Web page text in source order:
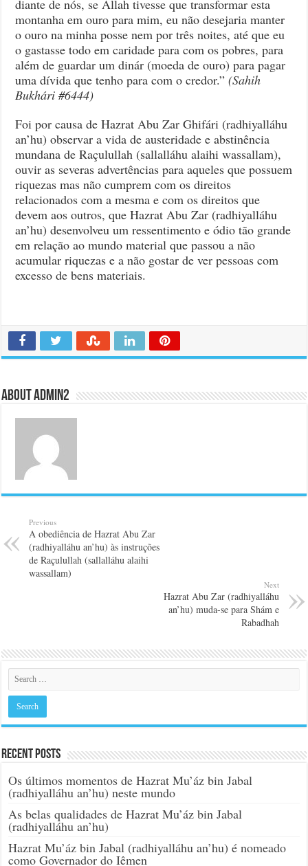
diante de nós, se Allah tivesse que transformar esta
montanha em ouro para mim, eu não desejaria manter
o ouro na minha posse nem por três noites, até que eu
o gastasse todo em caridade para com os pobres, para
além de guardar um dinár (moeda de ouro) para pagar
uma dívida que tenho para com o credor.”(Sahih
Bukhári #6444)
Foi por causa de Hazrat Abu Zar Ghifári (radhiyalláhu
an’hu) observar a vida de austeridade e abstinência
mundana de Raçulullah (sallalláhu alaihi wassallam),
ouvir as severas advertências para aqueles que possuem
riquezas mas não cumprem com os direitos
relacionados com a mesma e com os direitos que
devem aos outros, que Hazrat Abu Zar (radhiyalláhu
an’hu) desenvolveu um ressentimento e ódio tão grande
em relação ao mundo material que passou a não
acumular riquezas e a não gostar de ver pessoas com
excesso de bens materiais.
About admin2
Previous
A obediência de Hazrat Abu Zar
(radhiyalláhu an’hu) às instruções
de Raçulullah (sallalláhu alaihi
wassallam)
Next
Hazrat Abu Zar (radhiyalláhu
an’hu) muda-se para Shám e
Rabadhah
Recent Posts
Os últimos momentos de Hazrat Mu’áz bin Jabal
(radhiyalláhu an’hu) neste mundo
As belas qualidades de Hazrat Mu’áz bin Jabal
(radhiyalláhu an’hu)
Hazrat Mu’áz bin Jabal (radhiyalláhu an’hu) é nomeado
como Governador do Iêmen